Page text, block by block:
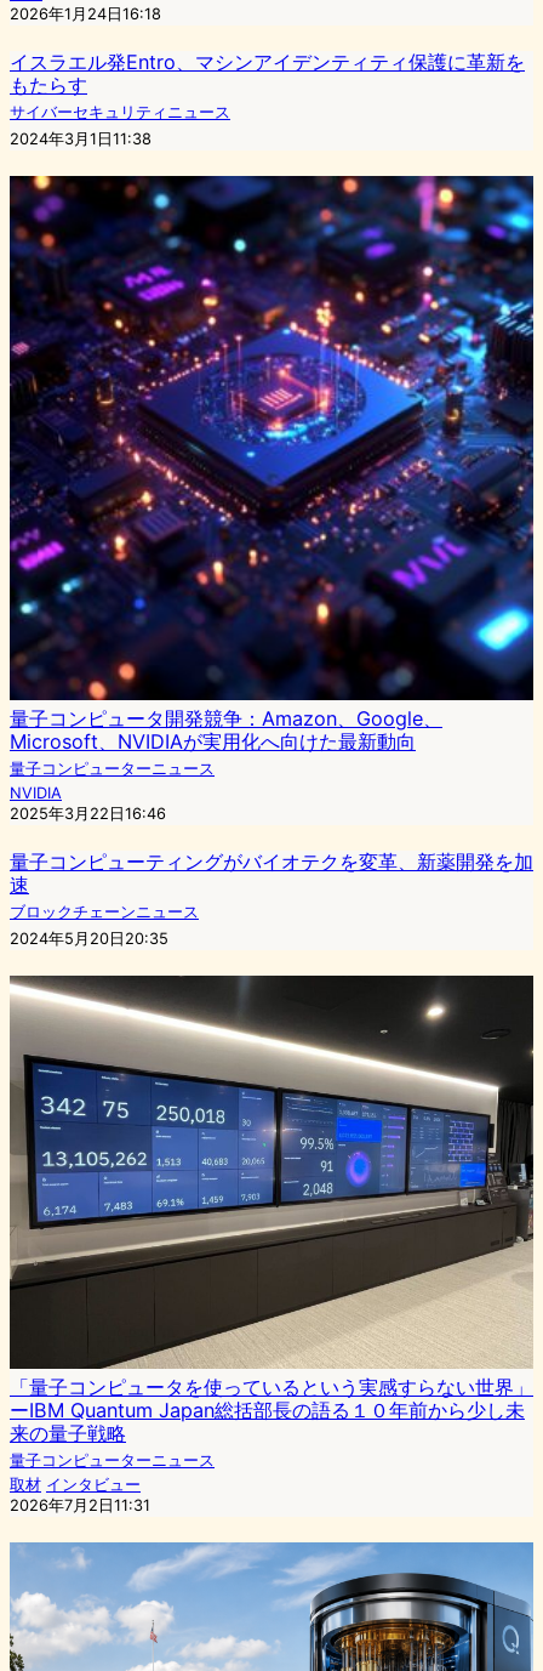
2026年1月24日16:18
イスラエル発Entro、マシンアイデンティティ保護に革新を
もたらす
サイバーセキュリティニュース
2024年3月1日11:38
量子コンピュータ開発競争：Amazon、Google、
Microsoft、NVIDIAが実用化へ向けた最新動向
量子コンピューターニュース
NVIDIA
2025年3月22日16:46
量子コンピューティングがバイオテクを変革、新薬開発を加
速
ブロックチェーンニュース
2024年5月20日20:35
「量子コンピュータを使っているという実感すらない世界」
ーIBM Quantum Japan総括部長の語る１０年前から少し未
来の量子戦略
量子コンピューターニュース
取材 インタビュー
2026年7月2日11:31